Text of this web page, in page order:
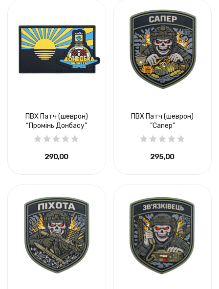
ПВХ Патч (шеврон)
“Промінь Донбасу”
290,00 ₴
ПВХ Патч (шеврон)
"Сапер"
295,00 ₴